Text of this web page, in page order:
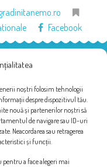
noștri folosim tehnologii
despre dispozitivul tău.
nouă și partenerilor noștri să
de navigare sau ID-uri
Neacordarea sau retragerea
și funcții.
pentru a face alegeri mai
Facebook